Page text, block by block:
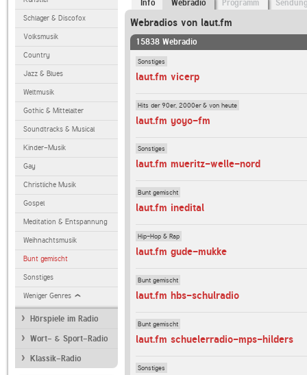
Schlager & Discofox
Volksmusik
Country
Jazz & Blues
Weltmusik
Gothic & Mittelalter
Soundtracks & Musical
Kinder-Musik
Gay
Christliche Musik
Gospel
Meditation & Entspannung
Weihnachtsmusik
Bunt gemischt
Sonstiges
Weniger Genres
Hörspiele im Radio
Wort- & Sport-Radio
Klassik-Radio
Info Webradio Programm
Webradios von laut.fm
15838 Webradio
Sonstiges
laut.fm vicerp
Hits der 90er, 2000er & von heute
laut.fm yoyo-fm
Sonstiges
laut.fm mueritz-welle-nord
Bunt gemischt
laut.fm inedital
Hip-Hop & Rap
laut.fm gude-mukke
Bunt gemischt
laut.fm hbs-schulradio
Bunt gemischt
laut.fm schuelerradio-mps-hilders
Sonstiges